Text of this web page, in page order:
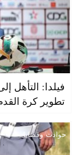
تطوير كرة
حوادث وقضايا